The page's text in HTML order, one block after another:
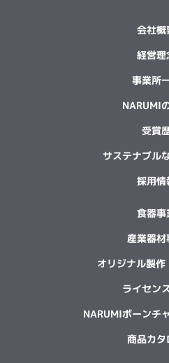
会社概
経営理
事業所
NARUMI
受賞
サステナブル
採用情
食器事
産業器材
オリジナル製作
ライセン
NARUMIボーンチ
商品カタ